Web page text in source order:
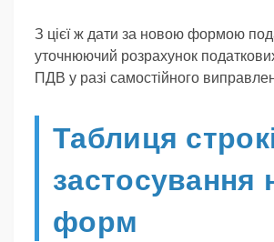
З цієї ж дати за новою формою
уточнюючий розрахунок
ПДВ у разі самостійного
Таблиця
застосування
форм